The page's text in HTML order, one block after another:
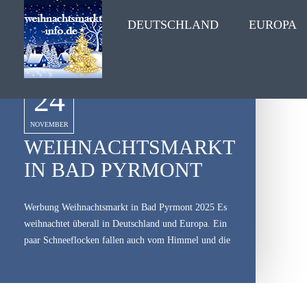
DEUTSCHLAND EUROPA
24
NOVEMBER
WEIHNACHTSMARKT
IN BAD PYRMONT
Werbung Weihnachtsmarkt in Bad Pyrmont 2025 Es
weihnachtet überall in Deutschland und Europa. Ein
paar Schneeflocken fallen auch vom Himmel und die